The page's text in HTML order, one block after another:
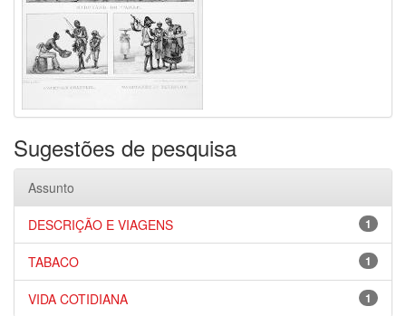
Sugestões de pesquisa
Assunto
1
DESCRIÇÃO E VIAGENS
1
TABACO
1
VIDA COTIDIANA